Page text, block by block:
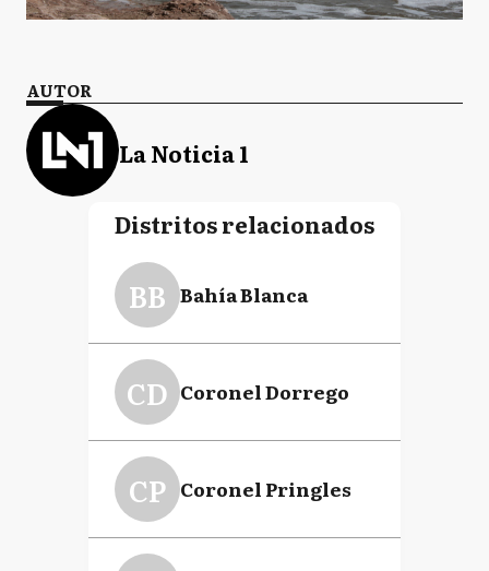
AUTOR
La Noticia 1
Distritos relacionados
BB Bahía Blanca
CD Coronel Dorrego
CP Coronel Pringles